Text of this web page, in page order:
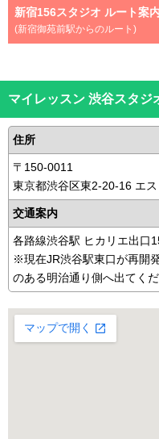
新宿156スタジオ ルート案内
(新宿御苑前駅からのルート)
マイレッスン 渋谷スタジ
住所
〒150-0011
東京都渋谷区東2-20-16 エ
交通案内
各路線渋谷駅 ヒカリエ出口
※現在JR渋谷駅東口が再開
のある明治通り側へ出てくだ